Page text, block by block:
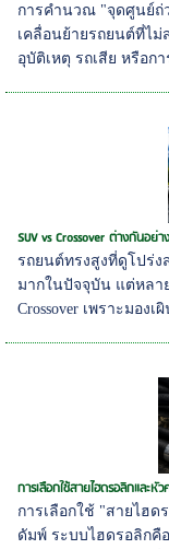
การคำนวณ "จุดศูนย์ถ่
เคลื่อนย้ายรถยนต์ที่ไม่
อุบัติเหตุ รถเสีย หรือก
SUV vs Crossover ต่างกันอย่า
รถยนต์ทรงสูงที่ดูโปร่ง
มากในปัจจุบัน แต่หลา
Crossover เพราะมอง
การเลือกใช้สายไฮดรอลิกและหั
การเลือกใช้ "สายไฮด
ดัมพ์ ระบบไฮดรอลิกคื